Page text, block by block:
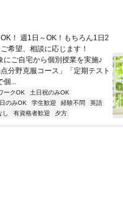
！ 週1日～OK！もちろん1日2
希望、相談に応じます！
ご自宅から個別授業を実施♪
分野克服コース」「定期テスト
個...
ークOK
土日祝のみOK
のみOK 学生歓迎 経験不問
英語
有資格者歓迎 夕方